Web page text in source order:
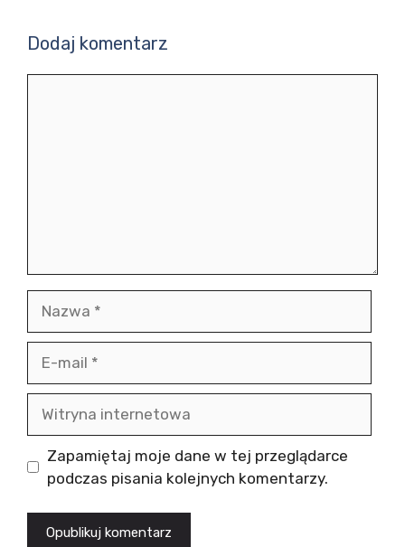
Dodaj komentarz
mail
internetowa
Zapamiętaj moje dane w tej przeglądarce
podczas pisania kolejnych komentarzy.